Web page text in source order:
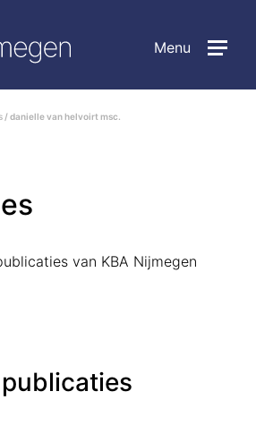
Menu
/ danielle van helvoirt msc.
van KBA Nijmegen